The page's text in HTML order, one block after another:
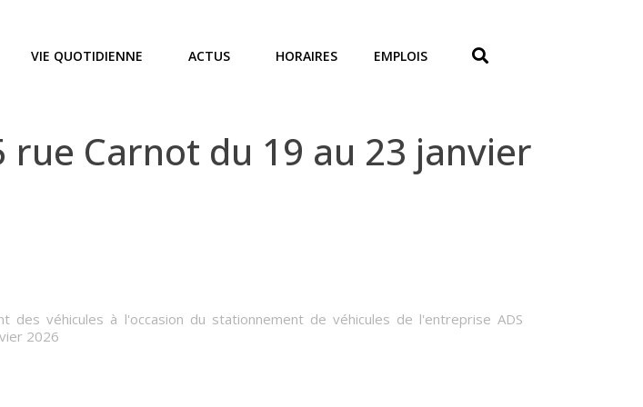
VIE QUOTIDIENNE ACTUS HORAIRES EMPLOIS
rue Carnot du 19 au 23 janvier
des véhicules à l'occasion du stationnement de véhicules de l'entreprise ADS
2026